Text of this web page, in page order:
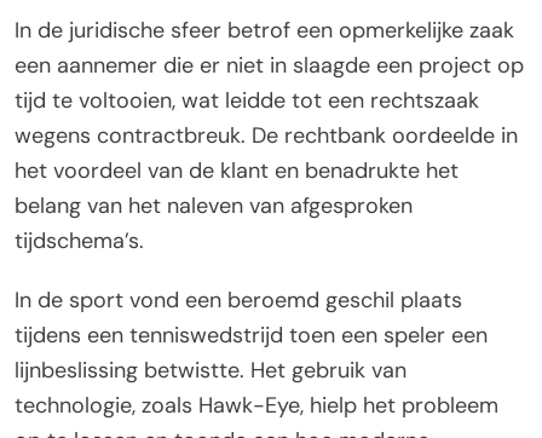
In de juridische sfeer betrof een opmerkelijke zaak
een aannemer die er niet in slaagde een project op
tijd te voltooien, wat leidde tot een rechtszaak
wegens contractbreuk. De rechtbank oordeelde in
het voordeel van de klant en benadrukte het
belang van het naleven van afgesproken
tijdschema’s.
In de sport vond een beroemd geschil plaats
tijdens een tenniswedstrijd toen een speler een
lijnbeslissing betwistte. Het gebruik van
technologie, zoals Hawk-Eye, hielp het probleem